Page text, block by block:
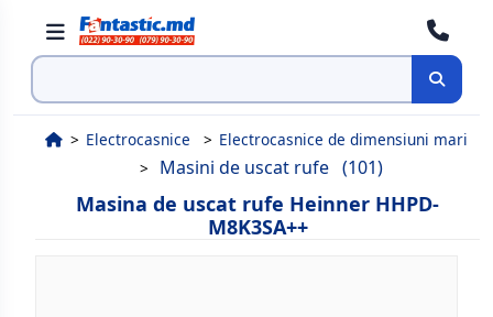
Cauta
Electrocasnice Electrocasnice de dimensiuni mari
Masini de uscat rufe (101)
Masina de uscat rufe Heinner HHPD-
M8K3SA++